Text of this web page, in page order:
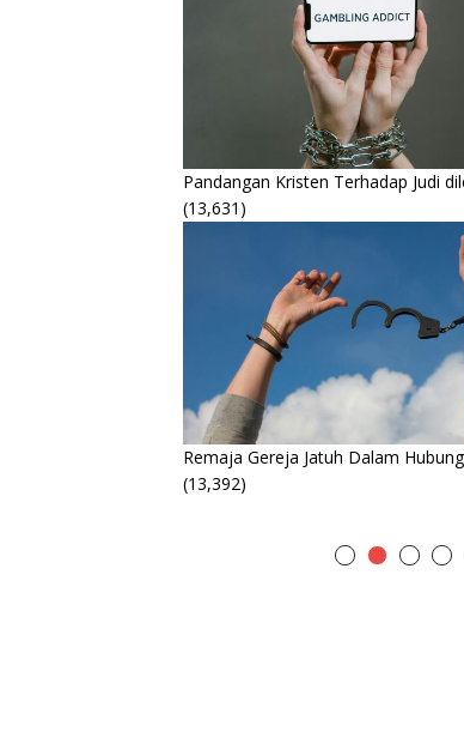
Pandangan Kristen Terhadap Judi
(13,631)
Remaja Gereja Jatuh Dalam
(13,392)